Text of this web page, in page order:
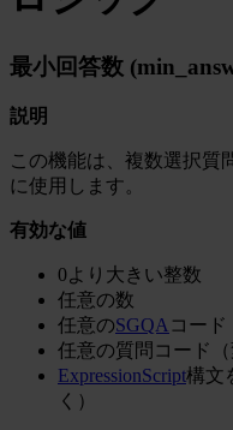
最小回答数
説明
この機能は、複数選択質
に使用します。
有効な値
0より大きい整数
任意の数
任意のSGQA コード
任意の質問コード（
ExpressionScript構文
く）